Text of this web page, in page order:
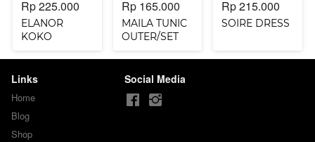
Rp 225.000
ELANOR
KOKO
Rp 165.000
MAILA TUNIC
OUTER/SET
Rp 215.000
SOIRE DRESS
Links
Home
Blog
Shop
Social Media